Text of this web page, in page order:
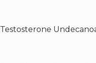
Testosterone